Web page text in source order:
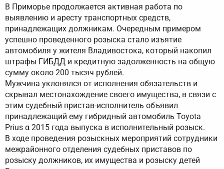
В Приморье продолжается активная работа по
выявлению и аресту транспортных средств,
принадлежащих должникам. Очередным примером
успешно проведенного розыска стало изъятие
автомобиля у жителя Владивостока, который накопил
штрафы ГИБДД и кредитную задолженность на общую
сумму около 200 тысяч рублей.
Мужчина уклонялся от исполнения обязательств и
скрывал местонахождение своего имущества, в связи с
этим судебный пристав-исполнитель объявил
принадлежащий ему гибридный автомобиль Toyota
Prius α 2015 года выпуска в исполнительный розыск.
В ходе проведения розыскных мероприятий сотрудники
межрайонного отделения судебных приставов по
розыску должников, их имущества и розыску детей